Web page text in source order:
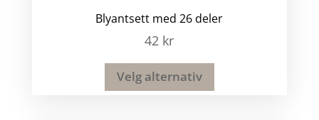
Blyantsett med 26 deler
42 kr
Velg alternativ